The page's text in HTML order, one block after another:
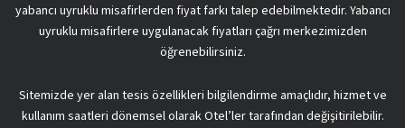
yabancı uyruklu misafirlerden fiyat farkı talep edebilmektedir. Yabancı
uyruklu misafirlere uygulanacak fiyatları çağrı merkezimizden
öğrenebilirsiniz.
Sitemizde yer alan tesis özellikleri bilgilendirme amaçlıdır, hizmet ve
kullanım saatleri dönemsel olarak Otel’ler tarafından değişitirilebilir.